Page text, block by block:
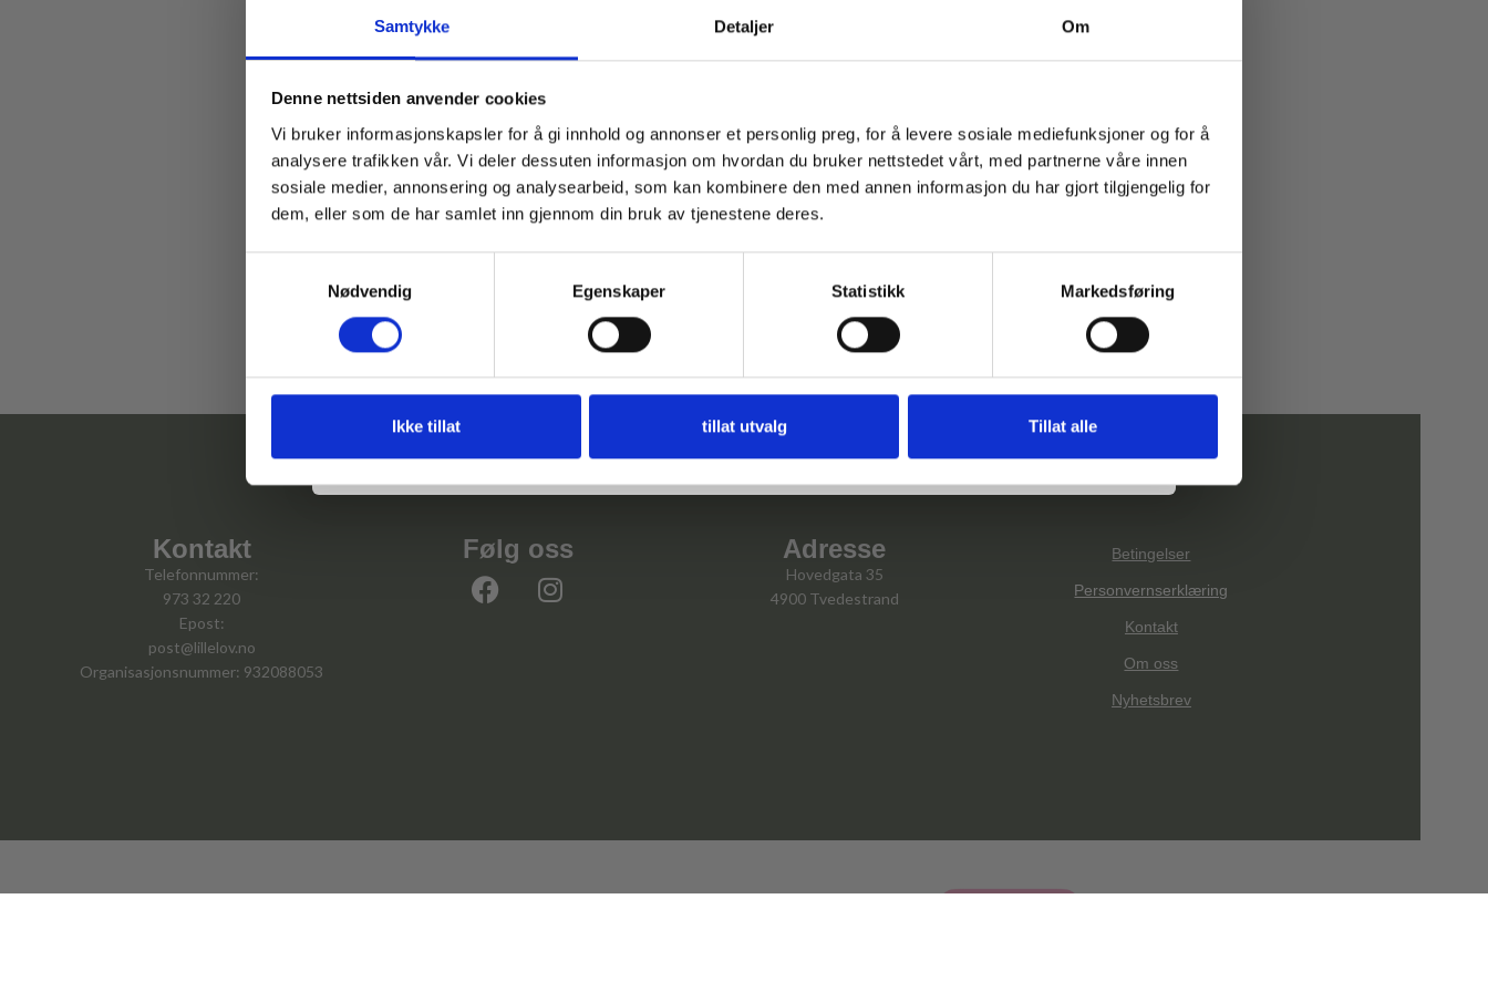
Samtykke Detaljer Om
Denne nettsiden anvender cookies
Vi bruker informasjonskapsler for å gi innhold og annonser et personlig preg, for å levere sosiale mediefunksjoner og for å
analysere trafikken vår. Vi deler dessuten informasjon om hvordan du bruker nettstedet vårt, med partnerne våre innen
sosiale medier, annonsering og analysearbeid, som kan kombinere den med annen informasjon du har gjort tilgjengelig for
dem, eller som de har samlet inn gjennom din bruk av tjenestene deres.
Nødvendig
Egenskaper Statistikk Markedsføring
Ikke tillat tillat utvalg Tillat alle
Kontakt
Telefonnummer:
973 32 220
Epost:
post@lillelov.no
Organisasjonsnummer: 932088053
Følg oss Adresse
Hovedgata 35
4900 Tvedestrand
Betingelser
Personvernserklæring
Kontakt
Om oss
Nyhetsbrev
10% rabatt
Ja? Legg igjen eposten din her:
Email
* Gjelder ikke produkter på tilbud